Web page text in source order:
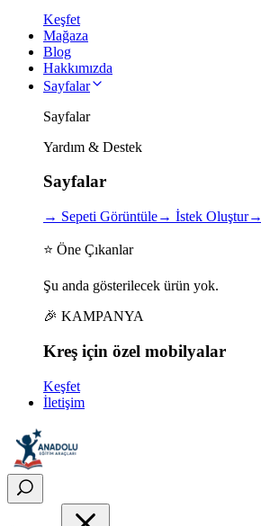
Keşfet
Mağaza
Blog
Hakkımızda
Sayfalar
Sayfalar
Yardım & Destek
Sayfalar
→ Sepeti Görüntüle→ İstek Oluştur→
⭐ Öne Çıkanlar
Şu anda gösterilecek ürün yok.
🎉 KAMPANYA
Kreş için özel mobilyalar
Keşfet
İletişim